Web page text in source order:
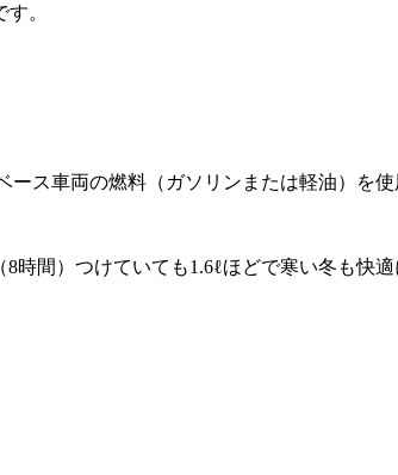
。
ス車両の燃料（ガソリンまたは軽油）を
時間）つけていても1.6ℓほどで寒い冬も快